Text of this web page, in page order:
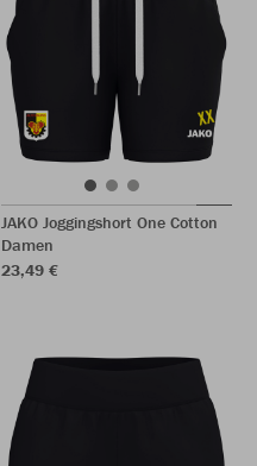
JAKO Joggingshort One Cotton
Damen
23,49 €